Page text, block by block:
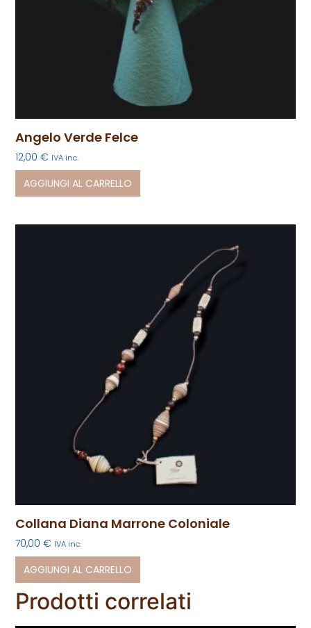
Angelo Verde Felce
12,00€ IVA inc.
AGGIUNGI AL CARRELLO
Collana Diana Marrone Coloniale
70,00€ IVA inc.
AGGIUNGI AL CARRELLO
Prodotti correlati